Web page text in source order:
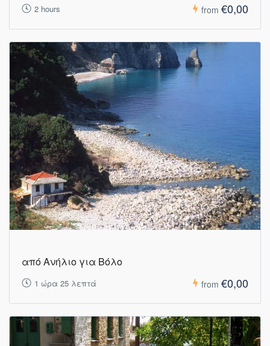
2 hours from €0,00
από Ανήλιο για Βόλο
1 ώρα 25 λεπτά from €0,00